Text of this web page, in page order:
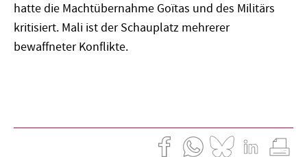
hatte die Machtübernahme Goïtas und des Militärs
kritisiert. Mali ist der Schauplatz mehrerer
bewaffneter Konflikte.